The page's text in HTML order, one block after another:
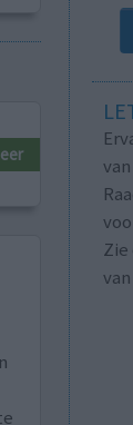
Zie
van